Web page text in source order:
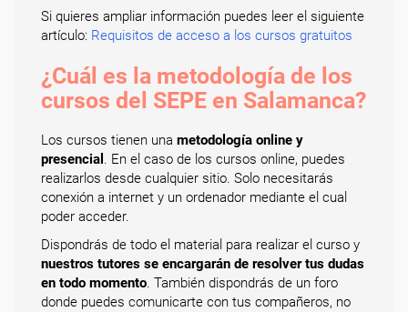
Si quieres ampliar información puedes leer el siguiente
artículo: Requisitos de acceso a los cursos gratuitos
¿Cuál es la metodología de los
cursos del SEPE en Salamanca?
Los cursos tienen una metodología online y
presencial . En el caso de los cursos online, puedes
realizarlos desde cualquier sitio. Solo necesitarás
conexión a internet y un ordenador mediante el cual
poder acceder.
Dispondrás de todo el material para realizar el curso y
nuestros tutores se encargarán de resolver tus dudas
en todo momento. También dispondrás de un foro
donde puedes comunicarte con tus compañeros, no